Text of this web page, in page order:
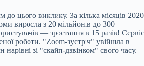
до цього виклику. За кілька місяців 2020
виросла з 20 мільйонів до 300
— зростання в 15 разів! Сервіс
роботи. "Zoom-зустріч" увійшла в
зі "скайп-дзвінком" свого часу.